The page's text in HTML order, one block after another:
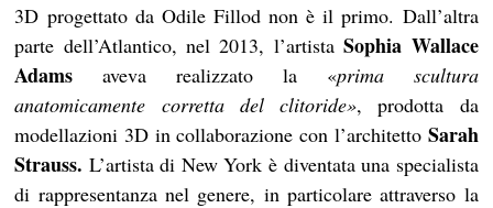
3D progettato da Odile Fillod non è il primo. Dall’altra
parte dell’Atlantico, nel 2013, l’artistaSophia Wallace
Adams aveva realizzato la «prima scultura
anatomicamente corretta del clitoride», prodotta da
modellazioni 3D in collaborazione con l’architetto Sarah
Strauss. L’artista di New York è diventata una specialista
di rappresentanza nel genere, in particolare attraverso la